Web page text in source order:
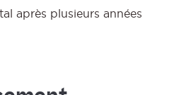
après plusieurs années